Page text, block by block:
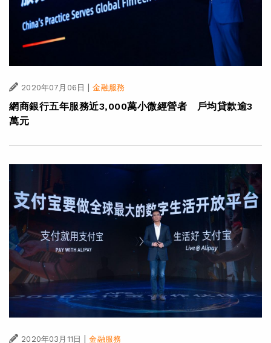
2020年07月06日 | 金融服務
網商銀行五年服務近3,000萬小微經營者 戶均貸款逾3
萬元
2020年03月11日 | 金融服務